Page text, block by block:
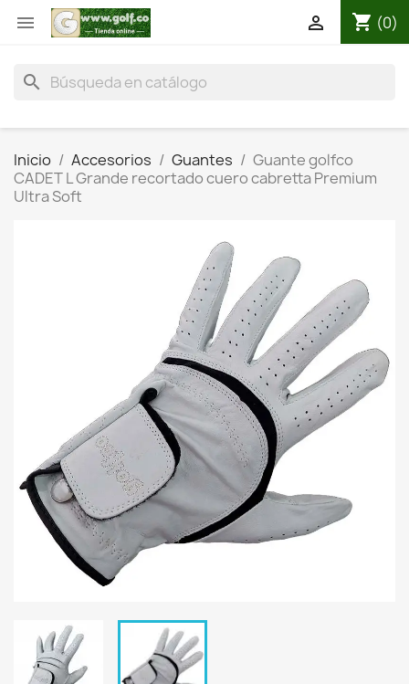
 shopping_cart (0)

search
Inicio Accesorios Guantes
Guante golfco
CADET L Grande recortado cuero cabretta Premium
Ultra Soft